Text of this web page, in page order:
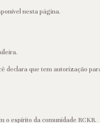
nesta página.
declara que tem autorização
o espírito da comunidade RCKR.